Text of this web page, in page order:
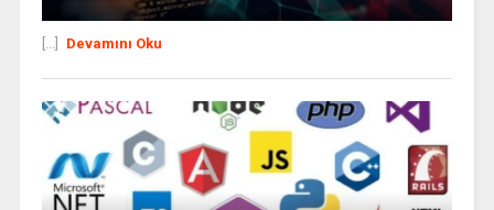
[...] Devamını Oku